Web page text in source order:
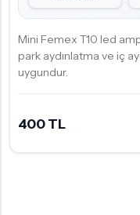
Mini Femex T10 led
park aydınlatma ve iç
uygundur.
400 TL